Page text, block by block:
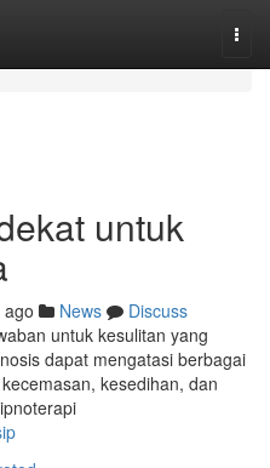
untuk
News
Discuss
untuk kesulitan yang
dapat mengatasi berbagai
kesedihan, dan